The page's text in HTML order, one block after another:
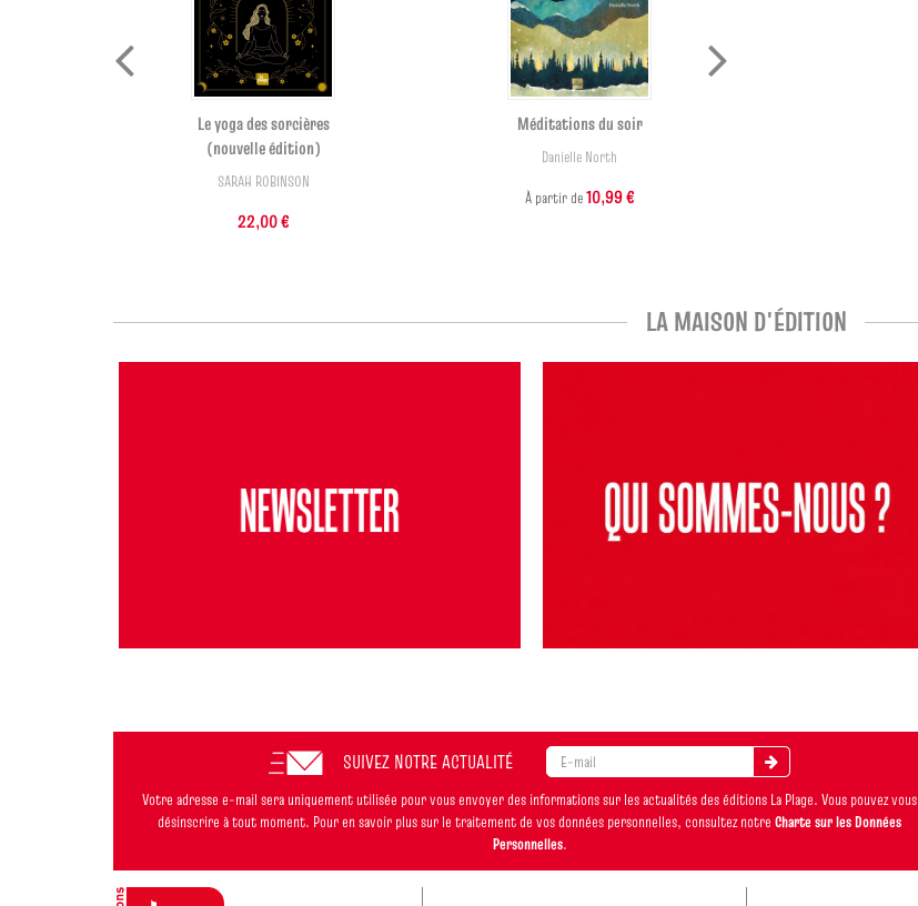
Le yoga des sorcières
(nouvelle édition)
SARAH ROBINSON
22,00 €
Méditations du soir
Danielle North
À partir de10,99 €
LA MAISON D'ÉDITION
SUIVEZ NOTRE ACTUALITÉ
Votre adresse e-mail sera uniquement utilisée pour vous envoyer des informations sur les actualités des éditions La Plage. Vous pouvez vous
désinscrire à tout moment. Pour en savoir plus sur le traitement de vos données personnelles, consultez notre Charte sur les Données
Personnelles.